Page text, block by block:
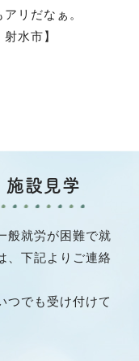
リだなぁ。
水市】
施設見学
般就労が困難で就
、下記よりご連絡
つでも受け付けて